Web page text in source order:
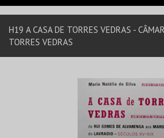
EVENTOS
CARTÕES
H19 A CASA DE TORRES VEDRAS -
TORRES VEDRAS